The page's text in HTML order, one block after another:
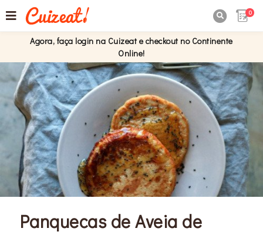
0
Agora, faça login na Cuizeat e checkout no Continente
Online!
Panquecas de Aveia de